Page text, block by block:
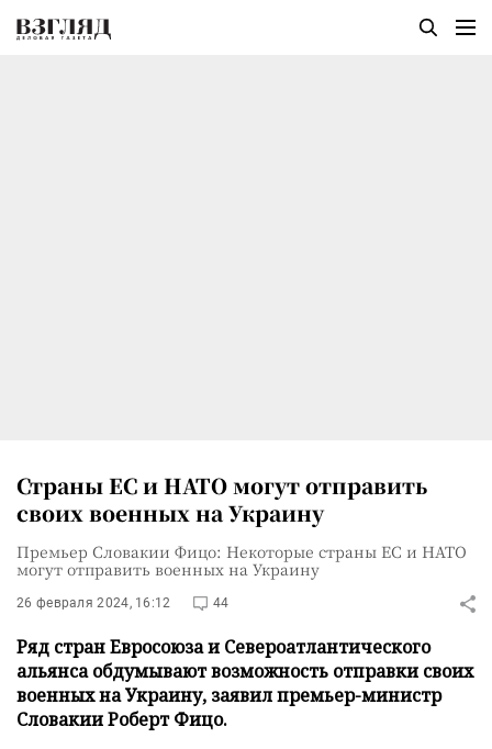
Страны ЕС и НАТО могут отправить
своих военных на Украину
Премьер Словакии Фицо: Некоторые страны ЕС и НАТО
могут отправить военных на Украину
26 февраля 2024, 16:12 44
Ряд стран Евросоюза и Североатлантического
альянса обдумывают возможность отправки своих
военных на Украину, заявил премьер-министр
Словакии Роберт Фицо.